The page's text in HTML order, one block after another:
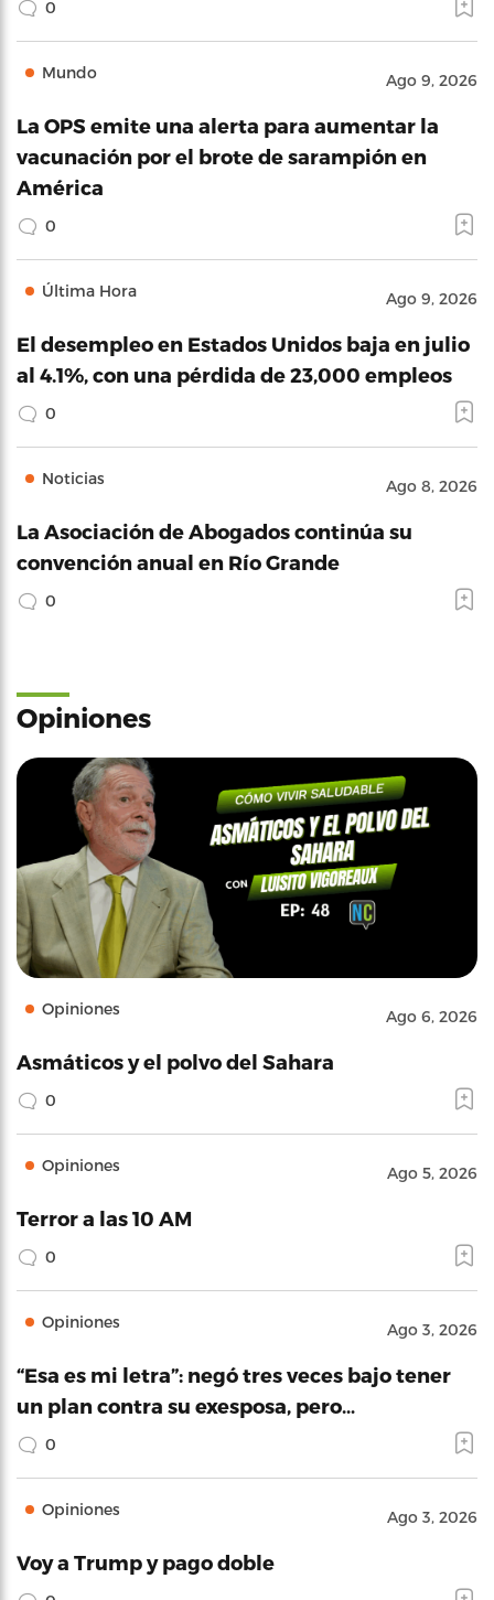
0
Mundo Ago 9, 2026
La OPS emite una alerta para aumentar la
vacunación por el brote de sarampión en
América
0
Última Hora Ago 9, 2026
El desempleo en Estados Unidos baja en julio
al 4.1%, con una pérdida de 23,000 empleos
0
Noticias Ago 8, 2026
La Asociación de Abogados continúa su
convención anual en Río Grande
0
Opiniones
Opiniones Ago 6, 2026
Asmáticos y el polvo del Sahara
0
Opiniones Ago 5, 2026
Terror a las 10 AM
0
Opiniones Ago 3, 2026
“Esa es mi letra”: negó tres veces bajo tener
un plan contra su exesposa, pero…
0
Opiniones Ago 3, 2026
Voy a Trump y pago doble